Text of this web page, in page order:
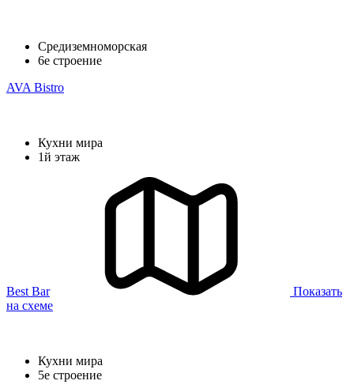
Средиземноморская
6е строение
AVA Bistro
Кухни мира
1й этаж
Best Bar
Показать
на схеме
Кухни мира
5е строение